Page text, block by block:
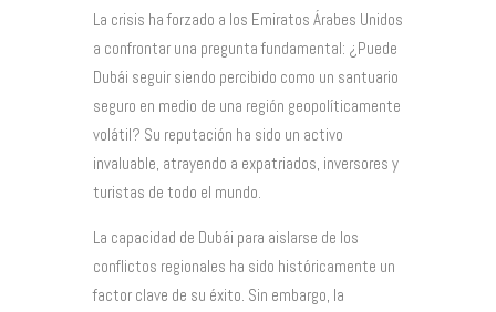
La crisis ha forzado a los Emiratos Árabes Unidos
a confrontar una pregunta fundamental: ¿Puede
Dubái seguir siendo percibido como un santuario
seguro en medio de una región geopolíticamente
volátil? Su reputación ha sido un activo
invaluable, atrayendo a expatriados, inversores y
turistas de todo el mundo.
La capacidad de Dubái para aislarse de los
conflictos regionales ha sido históricamente un
factor clave de su éxito. Sin embargo, la